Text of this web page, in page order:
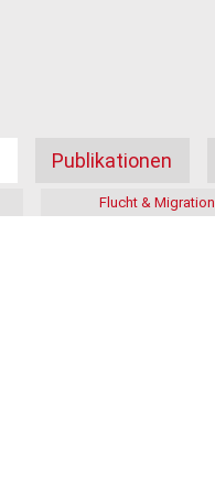
Publikationen
Flucht & Migration